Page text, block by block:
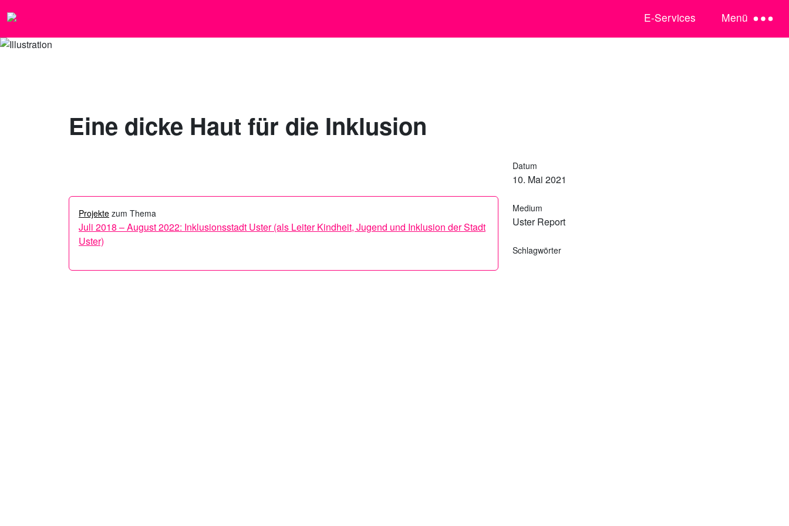
E-Services Menü
Eine dicke Haut für die Inklusion
Datum
10. Mai 2021
Medium
Uster Report
Schlagwörter
Projekte zum Thema
Juli 2018 – August 2022: Inklusionsstadt Uster(als Leiter Kindheit, Jugend und Inklusion der Stadt
Uster)